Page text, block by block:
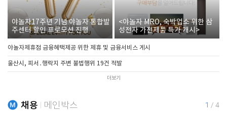
야놀자17주년 기념 야놀자 통합발
주센터 할인 프로모션 진행
<야놀자 MRO, 숙박업소 위한 삼
성전자 가전제품 특가 개시>
야놀자제휴점 금융혜택제공 위한 제휴 및 금융서비스 게시
울산시, 피서․행락지 주변 불법행위 19건 적발
더보기
채용 메인박스 1 / 4